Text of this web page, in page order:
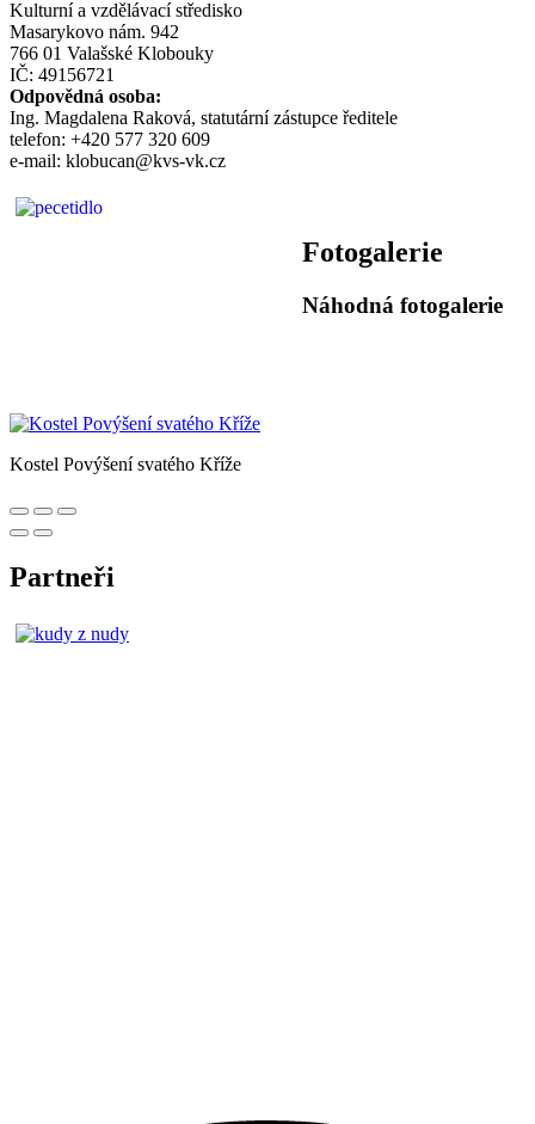
Kulturní a vzdělávací středisko
Masarykovo nám. 942
766 01 Valašské Klobouky
IČ: 49156721
Odpovědná osoba:
Ing. Magdalena Raková, statutární zástupce ředitele
telefon: +420 577 320 609
e-mail: klobucan@kvs-vk.cz
Fotogalerie
Náhodná fotogalerie
Kostel Povýšení svatého Kříže
Partneři